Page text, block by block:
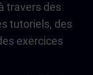
travers des
tutoriels, des
exercices